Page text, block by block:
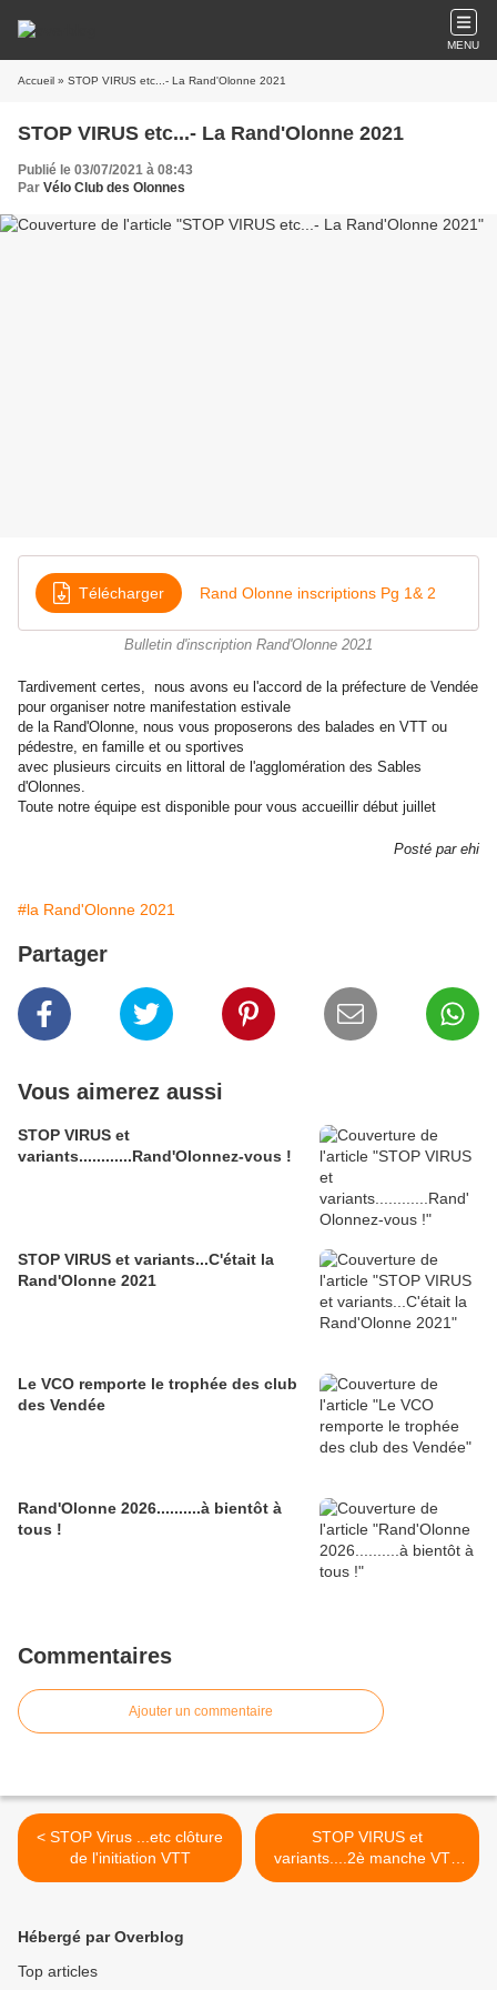
MENU
Accueil » STOP VIRUS etc...- La Rand'Olonne 2021
STOP VIRUS etc...- La Rand'Olonne 2021
Publié le 03/07/2021 à 08:43
Par Vélo Club des Olonnes
Télécharger Rand Olonne inscriptions Pg 1& 2
Bulletin d'inscription Rand'Olonne 2021
Tardivement certes, nous avons eu l'accord de la préfecture de Vendée
pour organiser notre manifestation estivale
de la Rand'Olonne, nous vous proposerons des balades en VTT ou
pédestre, en famille et ou sportives
avec plusieurs circuits en littoral de l'agglomération des Sables
d'Olonnes.
Toute notre équipe est disponible pour vous accueillir début juillet
Posté par ehi
#la Rand'Olonne 2021
Partager
Vous aimerez aussi
STOP VIRUS et
variants............Rand'Olonnez-vous !
STOP VIRUS et variants...C'était la
Rand'Olonne 2021
Le VCO remporte le trophée des club
des Vendée
Rand'Olonne 2026..........à bientôt à
tous !
Commentaires
Ajouter un commentaire
< STOP Virus ...etc clôture
de l'initiation VTT
STOP VIRUS et
variants....2è manche VTT
xc Ufolep de ST Maixent >
Hébergé par Overblog
Top articles